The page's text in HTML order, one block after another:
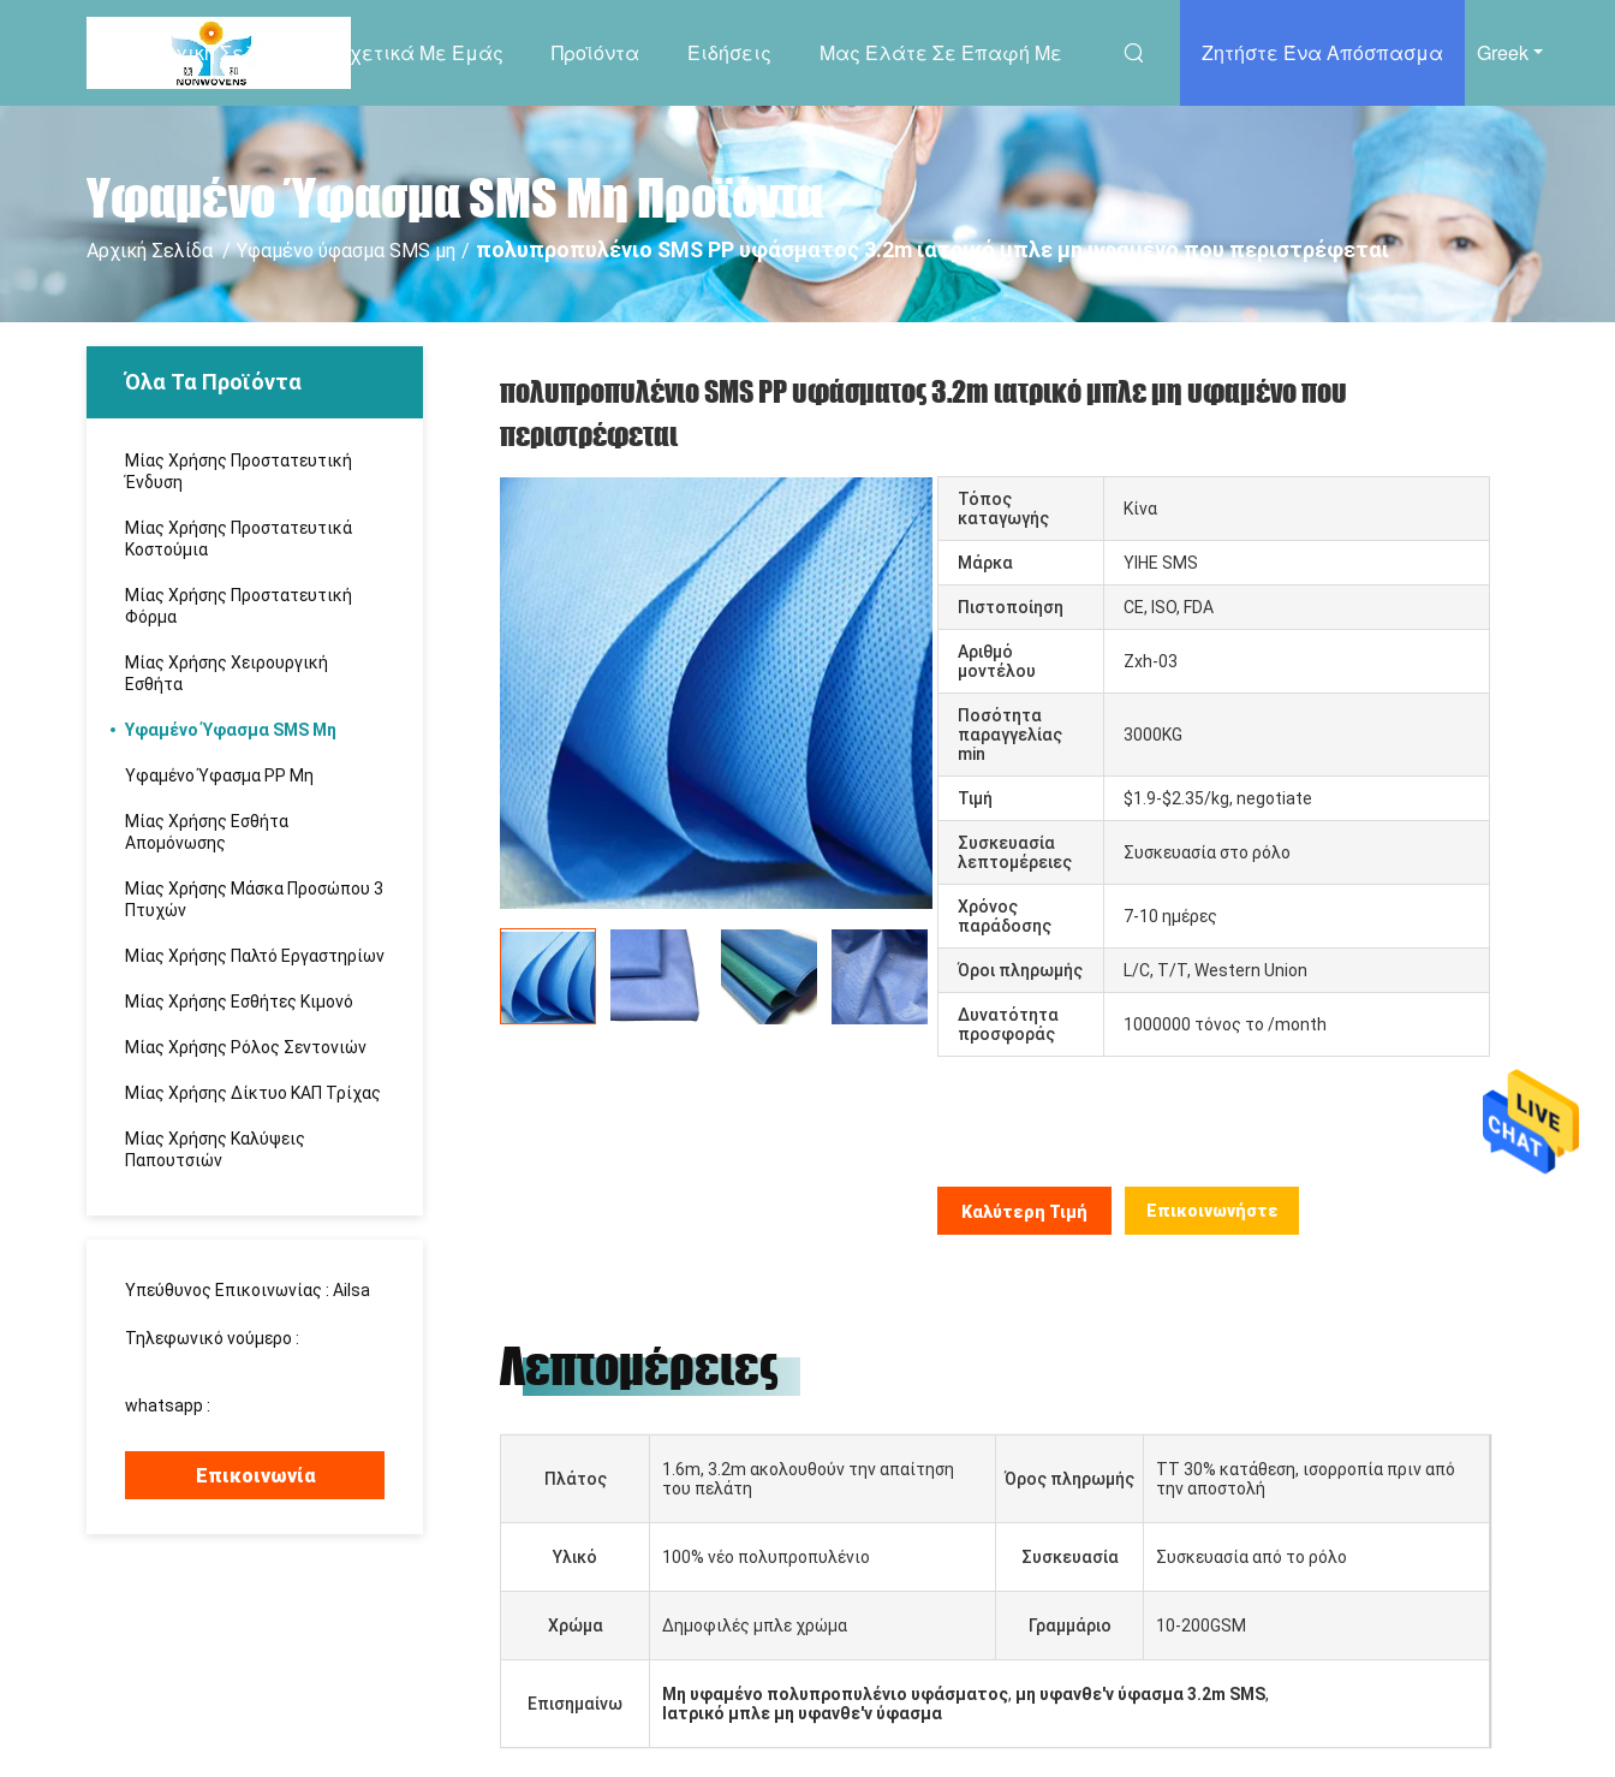
Greek
Ζητήστε Ένα Απόσπασμα
Αρχική Σελίδα Σχετικά Με Εμάς Προϊόντα Ειδήσεις Μας Ελάτε Σε Επαφή Με
Υφαμένο Ύφασμα SMS Μη Προϊόντα
Αρχική Σελίδα / Υφαμένο ύφασμα SMS μη / πολυπροπυλένιο SMS PP υφάσματος 3.2m ιατρικό μπλε μη υφαμένο που περιστρέφεται
Όλα Τα Προϊόντα
Μίας Χρήσης Προστατευτική
Ένδυση
Μίας Χρήσης Προστατευτικά
Κοστούμια
Μίας Χρήσης Προστατευτική
Φόρμα
Μίας Χρήσης Χειρουργική
Εσθήτα
Υφαμένο Ύφασμα SMS Μη
Υφαμένο Ύφασμα PP Μη
Μίας Χρήσης Εσθήτα
Απομόνωσης
Μίας Χρήσης Μάσκα Προσώπου 3
Πτυχών
Μίας Χρήσης Παλτό Εργαστηρίων
Μίας Χρήσης Εσθήτες Κιμονό
Μίας Χρήσης Ρόλος Σεντονιών
Μίας Χρήσης Δίκτυο ΚΑΠ Τρίχας
Μίας Χρήσης Καλύψεις
Παπουτσιών
Υπεύθυνος Επικοινωνίας : Ailsa
Τηλεφωνικό νούμερο :
whatsapp :
Επικοινωνία
πολυπροπυλένιο SMS PP υφάσματος 3.2m ιατρικό μπλε μη υφαμένο που
περιστρέφεται
Τόπος
καταγωγής
Κίνα
Μάρκα YIHE SMS
Πιστοποίηση CE, ISO, FDA
Αριθμό
μοντέλου
Zxh-03
Ποσότητα
παραγγελίας
min
3000KG
Τιμή $1.9-$2.35/kg, negotiate
Συσκευασία
λεπτομέρειες
Συσκευασία στο ρόλο
Χρόνος
παράδοσης
7-10 ημέρες
Όροι πληρωμής L/C, T/T, Western Union
Δυνατότητα
προσφοράς
1000000 τόνος το /month
Καλύτερη Τιμή Επικοινωνήστε
Λεπτομέρειες
Πλάτος
1.6m, 3.2m ακολουθούν την απαίτηση
του πελάτη
Όρος πληρωμής
TT 30% κατάθεση, ισορροπία πριν από
την αποστολή
Υλικό 100% νέο πολυπροπυλένιο Συσκευασία Συσκευασία από το ρόλο
Χρώμα Δημοφιλές μπλε χρώμα Γραμμάριο 10-200GSM
Επισημαίνω Μη υφαμένο πολυπροπυλένιο υφάσματος, μη υφανθε'ν ύφασμα 3.2m SMS,
Ιατρικό μπλε μη υφανθε'ν ύφασμα